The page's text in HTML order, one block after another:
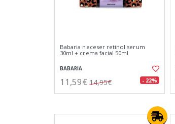
Babaria neceser retinol serum
30ml + crema facial 50ml
BABARIA
11,59€ 14,95€ - 22%